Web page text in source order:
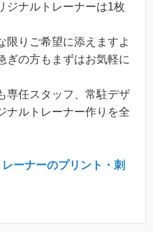
ジナルトレーナーは1枚
限りご希望に添えますよ
ぎの方もまずはお気軽に
専任スタッフ、常駐デザ
ナルトレーナー作りを全
ーナーのプリント・刺